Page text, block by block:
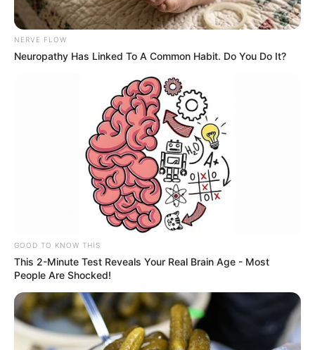
477 01.07.2026, 18:32
İyulun 1-də Azərbaycan Respublikasının Prezidenti
İlham Əliyevin Avropa Komissiyasının Prezidenti
Ursula Fon der Lyayen ilə təkbətək görüşü olub.
Oxu24.combildirir ki, bu barədə APA-nın əməkdaşı xəbər
NERVE FLOW
Neuropathy Has Linked To A Common Habit. Do You Do It?
GOOD TO KNOW THIS
This 2-Minute Test Reveals Your Real Brain Age - Most
People Are Shocked!